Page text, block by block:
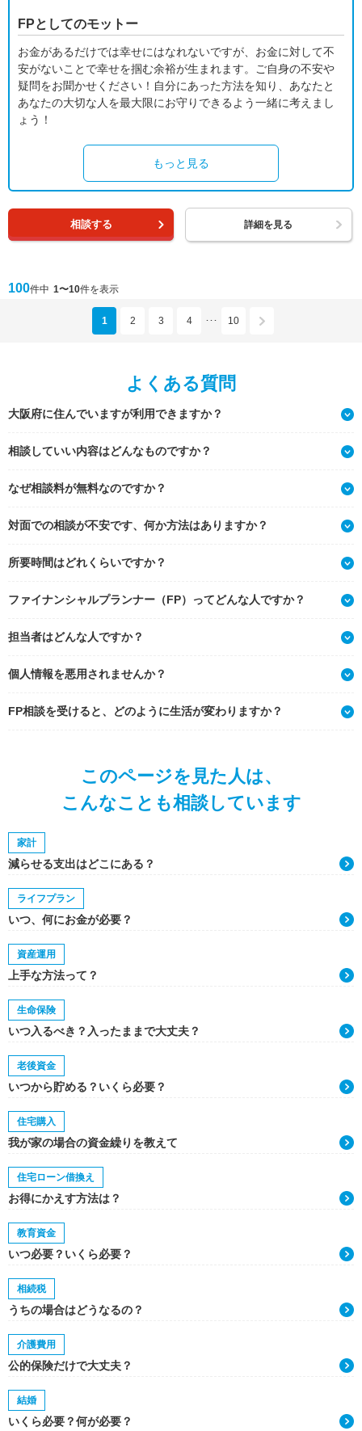
FPとしてのモットー
お金があるだけでは幸せにはなれないですが、お金に対して不
安がないことで幸せを掴む余裕が生まれます。ご自身の不安や
疑問をお聞かせください！自分にあった方法を知り、あなたと
あなたの大切な人を最大限にお守りできるよう一緒に考えまし
ょう！
もっと見る
相談する 詳細を見る
100件中 1〜10件を表示
1 2 3 4 ･･･ 10
よくある質問
大阪府に住んでいますが利用できますか？
相談していい内容はどんなものですか？
なぜ相談料が無料なのですか？
対面での相談が不安です、何か方法はありますか？
所要時間はどれくらいですか？
ファイナンシャルプランナー（FP）ってどんな人ですか？
担当者はどんな人ですか？
個人情報を悪用されませんか？
FP相談を受けると、どのように生活が変わりますか？
このページを見た人は、
こんなことも相談しています
家計
減らせる支出はどこにある？
ライフプラン
いつ、何にお金が必要？
資産運用
上手な方法って？
生命保険
いつ入るべき？入ったままで大丈夫？
老後資金
いつから貯める？いくら必要？
住宅購入
我が家の場合の資金繰りを教えて
住宅ローン借換え
お得にかえす方法は？
教育資金
いつ必要？いくら必要？
相続税
うちの場合はどうなるの？
介護費用
公的保険だけで大丈夫？
結婚
いくら必要？何が必要？